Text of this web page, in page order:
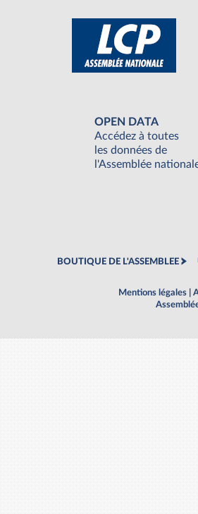
OPEN DATA
Accédez à toutes
les données de
l'Assemblée
BOUTIQUE DE L'ASSEMBLEE
Mentions légales